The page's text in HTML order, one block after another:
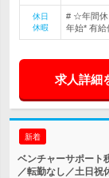
休日
休暇
# ☆年間休
年始* 有給
求人詳細
新着
ベンチャーサポート
／転勤なし／土日祝